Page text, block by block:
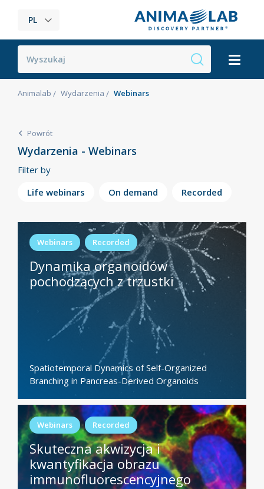
PL
Animalab Wydarzenia Webinars
Powrót
Wydarzenia - Webinars
Filter by
Life webinars
On demand Recorded
Webinars Recorded
Dynamika organoidów
pochodzących z trzustki
Spatiotemporal Dynamics of Self-Organized
Branching in Pancreas-Derived Organoids
Webinars Recorded
Skuteczna akwizycja i
kwantyfikacja obrazu
immunofluorescencyjnego